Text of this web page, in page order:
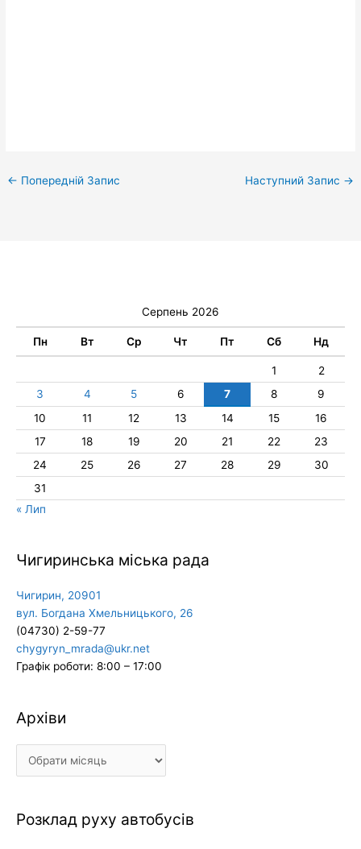
← Попередній Запис Наступний Запис →
Серпень 2026
Пн Вт Ср Чт Пт Сб Нд
1
2
3
4 5 6 7 8
9
10
11 12 13 14 15
16
17
18 19 20 21 22
23
24
25 26 27 28 29
30
31
« Лип
Чигиринська міська рада
Чигирин, 20901
вул. Богдана Хмельницького, 26
(04730) 2-59-77
chygyryn_mrada@ukr.net
Графік роботи: 8:00 – 17:00
Архіви
Архіви
Розклад руху автобусів